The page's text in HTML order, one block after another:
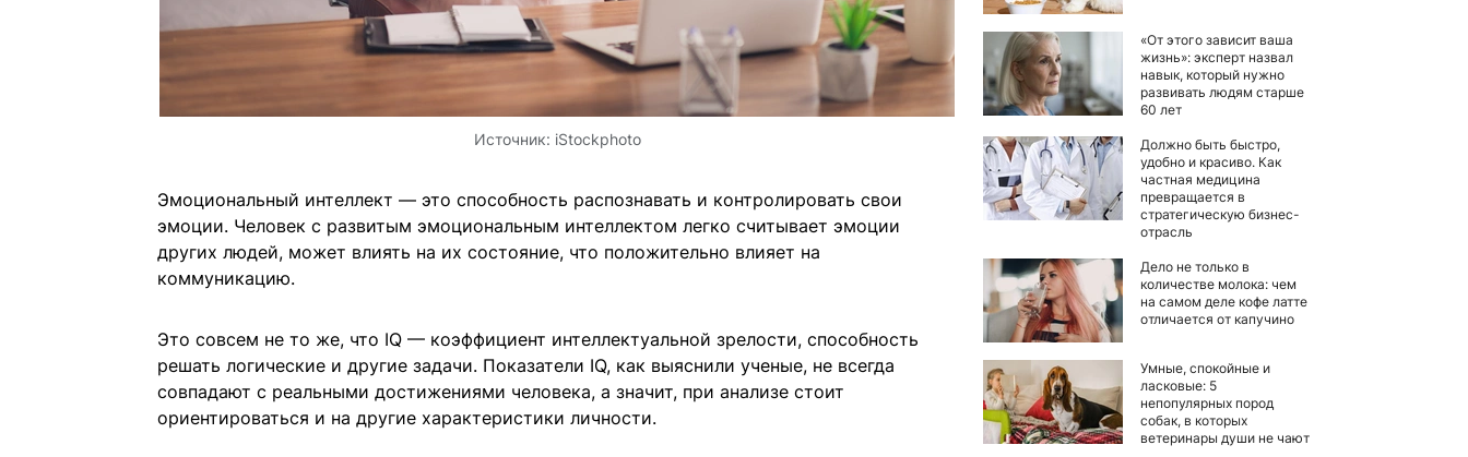
Источник: iStockphoto
Эмоциональный интеллект — это способность распознавать и контролировать свои
эмоции. Человек с развитым эмоциональным интеллектом легко считывает эмоции
других людей, может влиять на их состояние, что положительно влияет на
коммуникацию.
Это совсем не то же, что IQ — коэффициент интеллектуальной зрелости, способность
решать логические и другие задачи. Показатели IQ, как выяснили ученые, не всегда
совпадают с реальными достижениями человека, а значит, при анализе стоит
ориентироваться и на другие характеристики личности.
«От этого зависит ваша
жизнь»: эксперт назвал
навык, который нужно
развивать людям старше
60 лет
Должно быть быстро,
удобно и красиво. Как
частная медицина
превращается в
стратегическую бизнес-
отрасль
Дело не только в
количестве молока: чем
на самом деле кофе латте
отличается от капучино
Умные, спокойные и
ласковые: 5
непопулярных пород
собак, в которых
ветеринары души не чают